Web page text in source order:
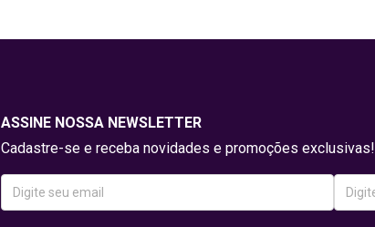
ASSINE NOSSA NEWSLETTER
Cadastre-se e receba novidades e promoções exclusivas!